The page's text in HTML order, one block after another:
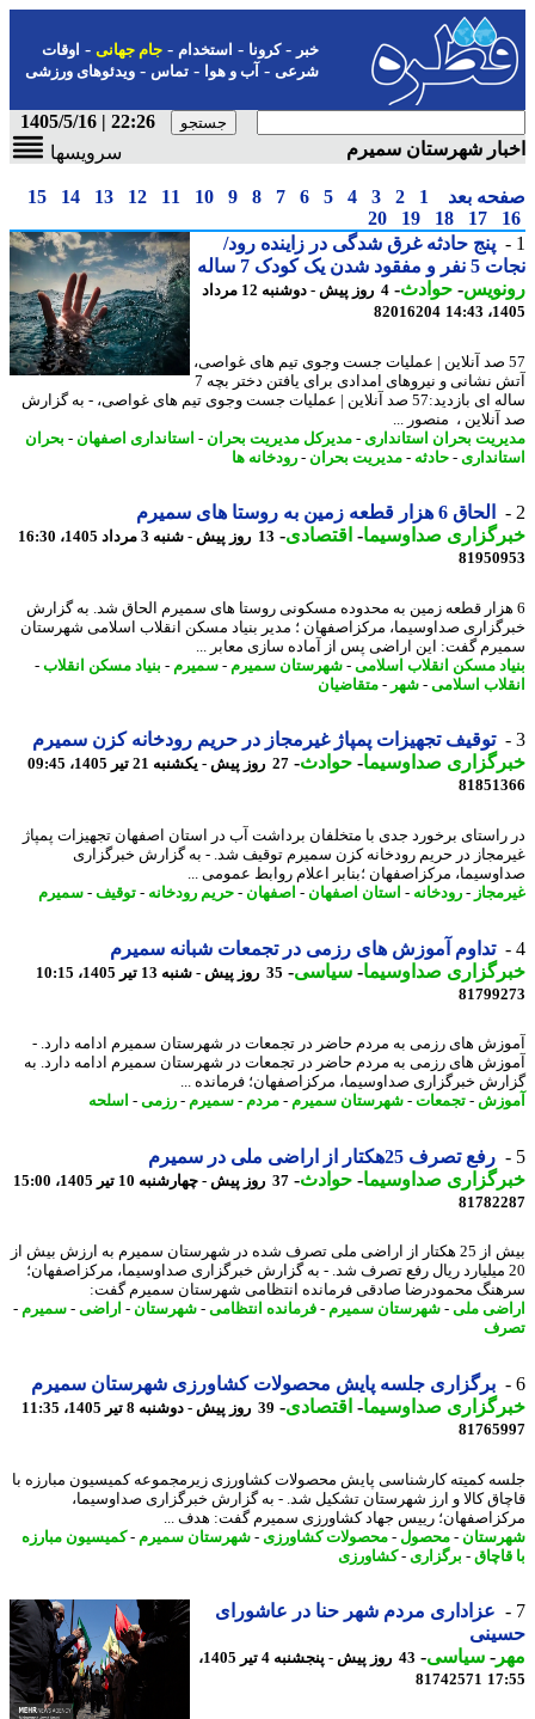
-کرونا-استخدام- جام جهانی-اوقات
شرعی-آب و هوا-تماس-ویدئوهای ورزشی
22:26 | 1405/5/16
شهرستان سمیرم
سرویسها
بعد 1
2
3
4
5
6
7
8
9
10
11
12
13
14
15
17
18
19
20
پنج حادثه غرق شدگی در زاینده رود/
شدن یک کودک 7 ساله
-حوادث -
4 روز پیش - دوشنبه 12 مرداد
82016204
صد آنلاین | عملیات جست وجوی تیم های غواصی،
آتش نشانی و نیروهای امدادی برای یافتن دختر بچه 7
ساله ای بازدید:57 صد آنلاین | عملیات جست وجوی تیم های غواصی، - به گزارش
، منصور ...
بحران استانداری- مدیرکل مدیریت بحران- استانداری اصفهان-بحران
- حادثه-مدیریت بحران- رودخانه ها
الحاق 6 هزار قطعه زمین به روستا های سمیرم
صداوسیما-اقتصادی-13 روز پیش - شنبه 3 مرداد 1405، 16:30
قطعه زمین به محدوده مسکونی روستا های سمیرم الحاق شد. به گزارش
صداوسیما، مرکزاصفهان ؛ مدیر بنیاد مسکن انقلاب اسلامی شهرستان
گفت: این اراضی پس از آماده سازی معابر ...
مسکن انقلاب اسلامی-شهرستان سمیرم-سمیرم-بنیاد مسکن انقلاب-
اسلامی-شهر -متقاضیان
توقیف تجهیزات پمپاژ غیرمجاز در حریم رودخانه کزن سمیرم
صداوسیما-حوادث -27 روز پیش - یکشنبه 21 تیر 1405، 09:45
برخورد جدی با متخلفان برداشت آب در استان اصفهان تجهیزات پمپاژ
در حریم رودخانه کزن سمیرم توقیف شد. - به گزارش خبرگزاری
مرکزاصفهان ؛بنابر اعلام روابط عمومی ...
-رودخانه-استان اصفهان-اصفهان-حریم رودخانه-توقیف-سمیرم
تداوم آموزش های رزمی در تجمعات شبانه سمیرم
صداوسیما-سیاسی-35 روز پیش - شنبه 13 تیر 1405، 10:15
های رزمی به مردم حاضر در تجمعات در شهرستان سمیرم ادامه دارد. -
های رزمی به مردم حاضر در تجمعات در شهرستان سمیرم ادامه دارد. به
خبرگزاری صداوسیما، مرکزاصفهان؛ فرمانده ...
-تجمعات-شهرستان سمیرم-مردم- سمیرم-رزمی -اسلحه
رفع تصرف 25هکتار از اراضی ملی در سمیرم
صداوسیما-حوادث -37 روز پیش - چهارشنبه 10 تیر 1405، 15:00
بیش از 25 هکتار از اراضی ملی تصرف شده در شهرستان سمیرم به ارزش بیش از
میلیارد ریال رفع تصرف شد. - به گزارش خبرگزاری صداوسیما، مرکزاصفهان؛
محمودرضا صادقی فرمانده انتظامی شهرستان سمیرم گفت:
ملی -شهرستان سمیرم-فرمانده انتظامی-شهرستان-اراضی -سمیرم-
برگزاری جلسه پایش محصولات کشاورزی شهرستان سمیرم
صداوسیما-اقتصادی-39 روز پیش - دوشنبه 8 تیر 1405، 11:35
کمیته کارشناسی پایش محصولات کشاورزی زیرمجموعه کمیسیون مبارزه با
کالا و ارز شهرستان تشکیل شد. - به گزارش خبرگزاری صداوسیما،
رییس جهاد کشاورزی سمیرم گفت: هدف ...
-محصول-محصولات کشاورزی- شهرستان سمیرم-کمیسیون مبارزه
-برگزاری - کشاورزی
عزاداری مردم شهر حنا در عاشورای
-سیاسی-
43 روز پیش - پنجشنبه 4 تیر 1405،
81742571